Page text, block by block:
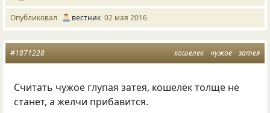
Опубликовал вестник 02 мая 2016
кошелек чужое затея
#1871228
Считать чужое глупая затея, кошелёк толще не
станет, а желчи прибавится.